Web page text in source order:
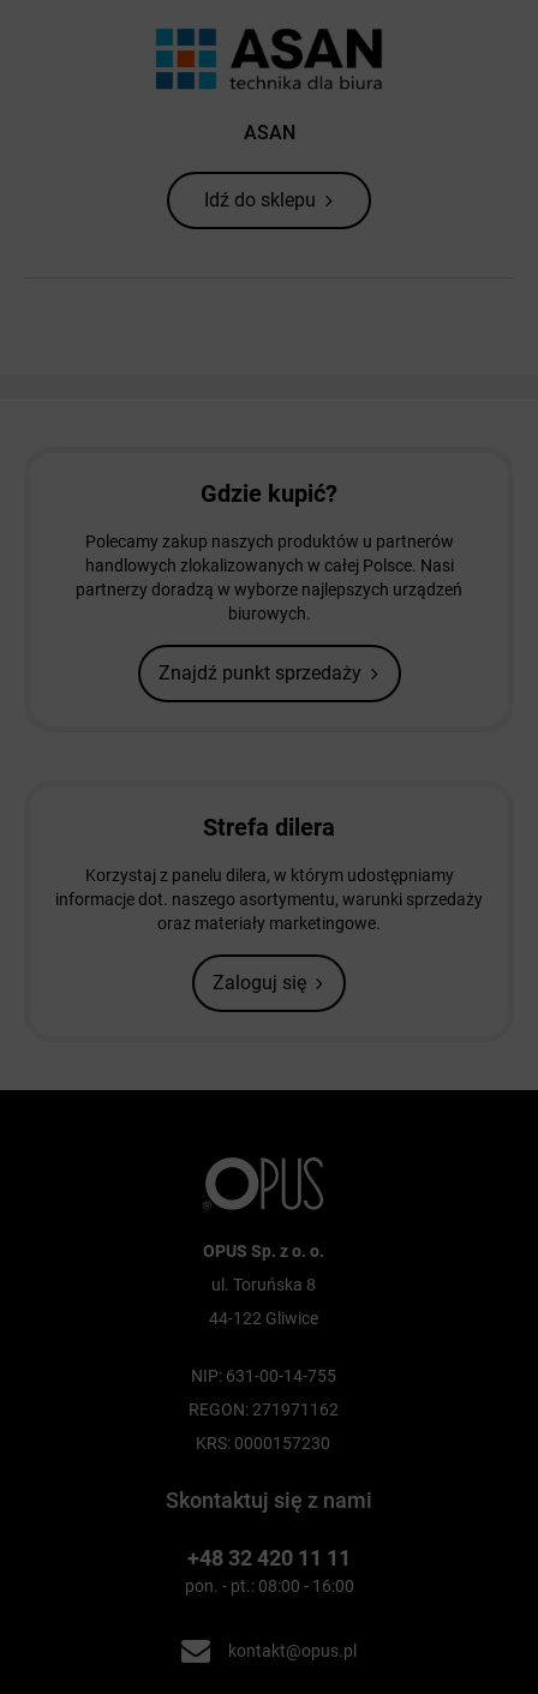
ASAN
Idź do sklepu
Gdzie kupić?
Polecamy zakup naszych produktów u partnerów
handlowych zlokalizowanych w całej Polsce. Nasi
partnerzy doradzą w wyborze najlepszych urządzeń
biurowych.
Znajdź punkt sprzedaży
Strefa dilera
Korzystaj z panelu dilera, w którym udostępniamy
informacje dot. naszego asortymentu, warunki sprzedaży
oraz materiały marketingowe.
Zaloguj się
OPUS Sp. z o. o.
ul. Toruńska 8
44-122 Gliwice
NIP: 631-00-14-755
REGON: 271971162
KRS: 0000157230
Skontaktuj się z nami
+48 32 420 11 11
pon. - pt.: 08:00 - 16:00
kontakt@opus.pl